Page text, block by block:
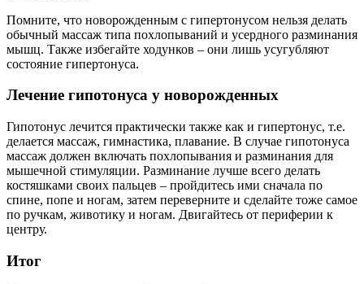
Помните, что новорожденным с гипертонусом нельзя делать
обычный массаж типа похлопываний и усердного разминания
мышц. Также избегайте ходунков – они лишь усугубляют
состояние гипертонуса.
Лечение гипотонуса у новорожденных
Гипотонус лечится практически также как и гипертонус, т.е.
делается массаж, гимнастика, плавание. В случае гипотонуса
массаж должен включать похлопывания и разминания для
мышечной стимуляции. Разминание лучше всего делать
костяшками своих пальцев – пройдитесь ими сначала по
спине, попе и ногам, затем переверните и сделайте тоже самое
по ручкам, животику и ногам. Двигайтесь от периферии к
центру.
Итог